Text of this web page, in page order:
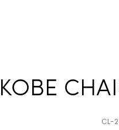
KOBE
CL-